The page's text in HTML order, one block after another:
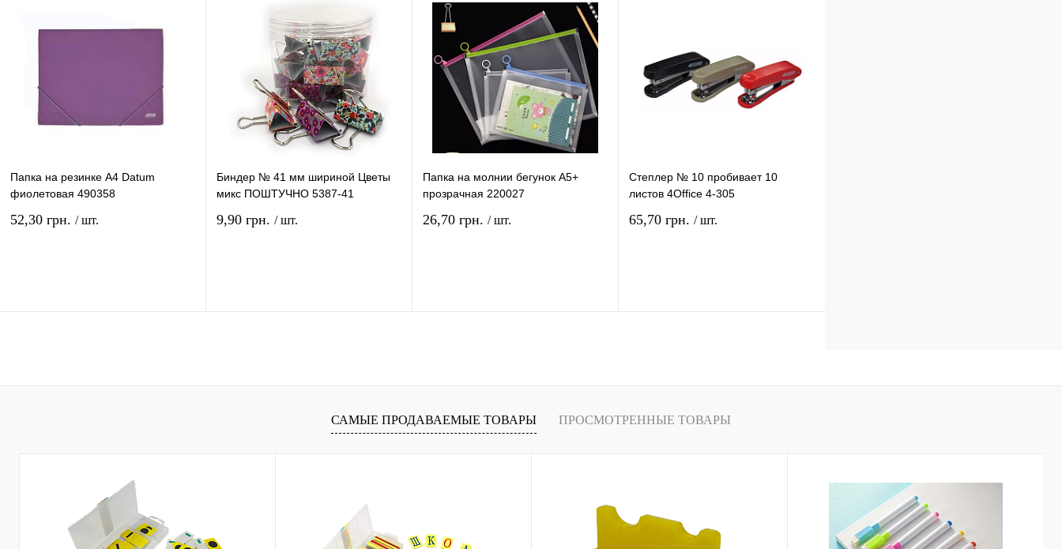
наличии
В избранное
наличии
В избранное
В
наличии
Папка на резинке А4 Datum
фиолетовая 490358
52,30 грн. / шт.
Биндер № 41 мм шириной Цветы
микс ПОШТУЧНО 5387-41
9,90 грн. / шт.
Папка на молнии бегунок А5+
прозрачная 220027
26,70 грн. / шт.
Степлер № 10 пробивает 10
листов 4Office 4-305
65,70 грн. / шт.
САМЫЕ ПРОДАВАЕМЫЕ ТОВАРЫ ПРОСМОТРЕННЫЕ ТОВАРЫ